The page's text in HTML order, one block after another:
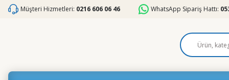
Müşteri Hizmetleri: 0216 606 06 46 WhatsApp Sipariş Hattı: